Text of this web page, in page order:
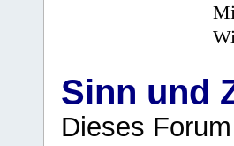
Sinn und
Dieses